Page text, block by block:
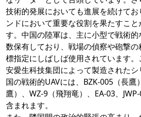
技術的発展においても進展を続けてお
ンドにおいて重要な役割を果たすこと
す。中国の陸軍は、主に小型で戦術
数保有しており、戦場の偵察や砲撃
標指定にしばしば使用されています
安愛生科技集団によって製造されたシ
国の戦術的UAVには、BZK-005（長鷹
鷹）、WZ-9（飛翔竜）、EA-03、
含まれます。